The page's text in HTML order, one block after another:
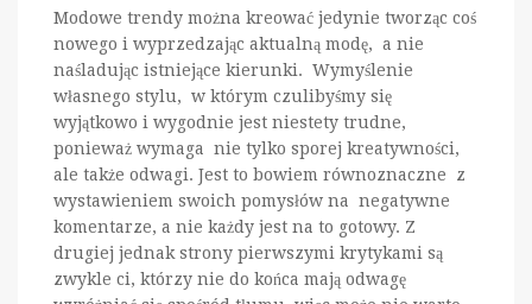
Modowe trendy można kreować jedynie tworząc coś
nowego i wyprzedzając aktualną modę, a nie
naśladując istniejące kierunki. Wymyślenie
własnego stylu, w którym czulibyśmy się
wyjątkowo i wygodnie jest niestety trudne,
ponieważ wymaga nie tylko sporej kreatywności,
ale także odwagi. Jest to bowiem równoznaczne z
wystawieniem swoich pomysłów na negatywne
komentarze, a nie każdy jest na to gotowy. Z
drugiej jednak strony pierwszymi krytykami są
zwykle ci, którzy nie do końca mają odwagę